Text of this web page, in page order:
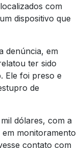
com
dispositivo que
denúncia, em
ter sido
Ele foi preso e
de
dólares, com a
monitoramento
contato com